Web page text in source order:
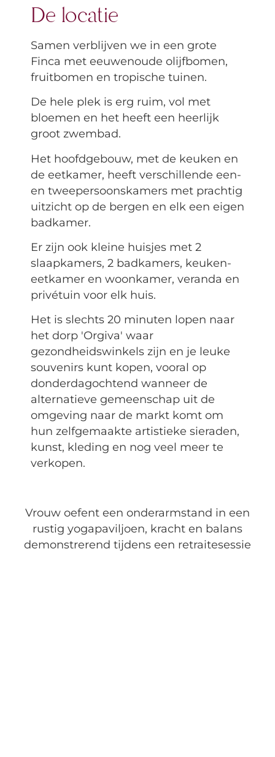
De locatie
Samen verblijven we in een grote
Finca met eeuwenoude olijfbomen,
fruitbomen en tropische tuinen.
De hele plek is erg ruim, vol met
bloemen en het heeft een heerlijk
groot zwembad.
Het hoofdgebouw, met de keuken en
de eetkamer, heeft verschillende een-
en tweepersoonskamers met prachtig
uitzicht op de bergen en elk een eigen
badkamer.
Er zijn ook kleine huisjes met 2
slaapkamers, 2 badkamers, keuken-
eetkamer en woonkamer, veranda en
privétuin voor elk huis.
Het is slechts 20 minuten lopen naar
het dorp 'Orgiva' waar
gezondheidswinkels zijn en je leuke
souvenirs kunt kopen, vooral op
donderdagochtend wanneer de
alternatieve gemeenschap uit de
omgeving naar de markt komt om
hun zelfgemaakte artistieke sieraden,
kunst, kleding en nog veel meer te
verkopen.